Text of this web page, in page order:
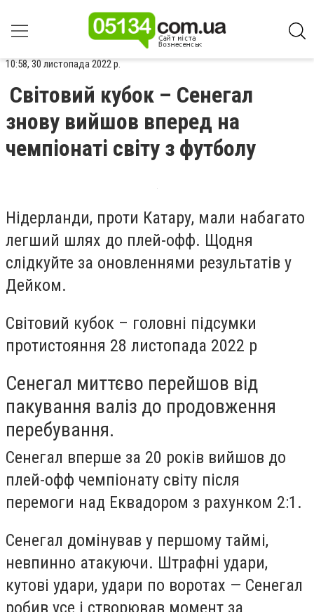
10:58, 30 листопада 2022 р.
Світовий кубок – Сенегал
знову вийшов вперед на
чемпіонаті світу з футболу
Нідерланди, проти Катару, мали набагато
легший шлях до плей-офф. Щодня
слідкуйте за оновленнями результатів у
Дейком.
Світовий кубок – головні підсумки
протистояння 28 листопада 2022 р
Сенегал миттєво перейшов від
пакування валіз до продовження
перебування.
Сенегал вперше за 20 років вийшов до
плей-офф чемпіонату світу після
перемоги над Еквадором з рахунком 2:1.
Сенегал домінував у першому таймі,
невпинно атакуючи. Штрафні удари,
кутові удари, удари по воротах — Сенегал
робив усе і створював момент за